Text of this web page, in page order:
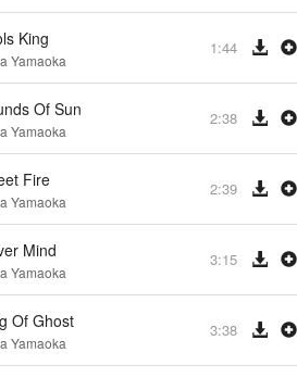
King
Yamaoka
1:44
Of Sun
Yamaoka
2:38
Fire
Yamaoka
2:39
Mind
Yamaoka
3:15
Of Ghost
Yamaoka
3:38